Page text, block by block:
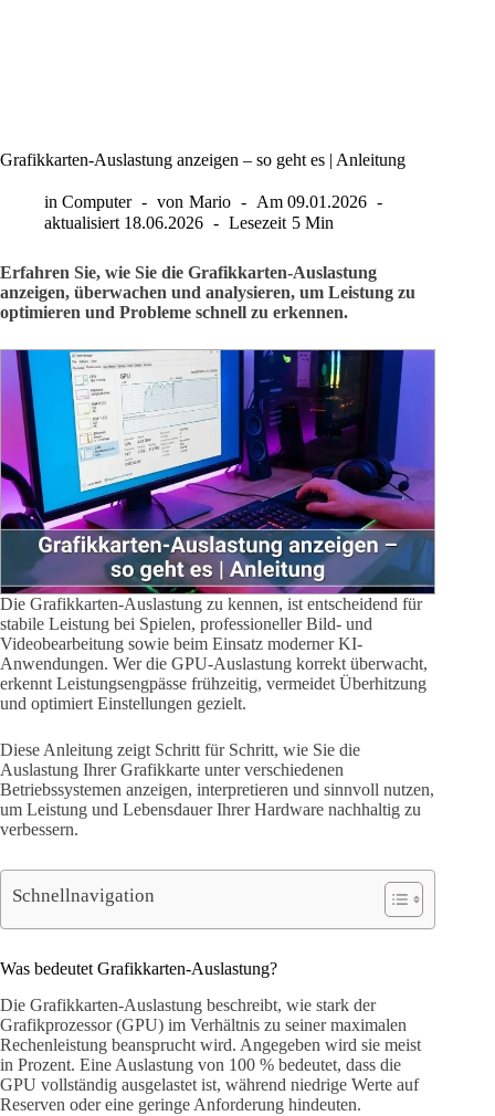
Grafikkarten-Auslastung anzeigen – so geht es | Anleitung
in Computer von Mario Am 09.01.2026
aktualisiert 18.06.2026 Lesezeit 5 Min
Erfahren Sie, wie Sie die Grafikkarten-Auslastung
anzeigen, überwachen und analysieren, um Leistung zu
optimieren und Probleme schnell zu erkennen.
Die Grafikkarten-Auslastung zu kennen, ist entscheidend für
stabile Leistung bei Spielen, professioneller Bild- und
Videobearbeitung sowie beim Einsatz moderner KI-
Anwendungen. Wer die GPU-Auslastung korrekt überwacht,
erkennt Leistungsengpässe frühzeitig, vermeidet Überhitzung
und optimiert Einstellungen gezielt.
Diese Anleitung zeigt Schritt für Schritt, wie Sie die
Auslastung Ihrer Grafikkarte unter verschiedenen
Betriebssystemen anzeigen, interpretieren und sinnvoll nutzen,
um Leistung und Lebensdauer Ihrer Hardware nachhaltig zu
verbessern.
Schnellnavigation
Was bedeutet Grafikkarten-Auslastung?
Die Grafikkarten-Auslastung beschreibt, wie stark der
Grafikprozessor (GPU) im Verhältnis zu seiner maximalen
Rechenleistung beansprucht wird. Angegeben wird sie meist
in Prozent. Eine Auslastung von 100 % bedeutet, dass die
GPU vollständig ausgelastet ist, während niedrige Werte auf
Reserven oder eine geringe Anforderung hindeuten.